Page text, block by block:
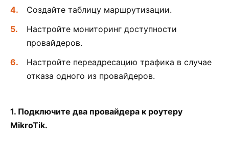
Создайте таблицу маршрутизации.
Настройте мониторинг доступности
провайдеров.
Настройте переадресацию трафика в случае
отказа одного из провайдеров.
1. Подключите два провайдера к роутеру
MikroTik.